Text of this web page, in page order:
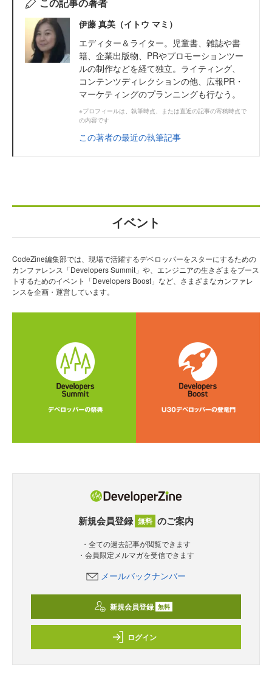
この記事の著者
伊藤 真美（イトウ マミ）
エディター＆ライター。児童書、雑誌や書
籍、企業出版物、PRやプロモーションツー
ルの制作などを経て独立。ライティング、
コンテンツディレクションの他、広報PR・
マーケティングのプランニングも行なう。
※プロフィールは、執筆時点、または直近の記事の寄稿時点で
の内容です
この著者の最近の執筆記事
イベント
CodeZine編集部では、現場で活躍するデベロッパーをスターにするための
カンファレンス「Developers Summit」や、エンジニアの生きざまをブース
トするためのイベント「Developers Boost」など、さまざまなカンファレ
ンスを企画・運営しています。
新規会員登録 無料 のご案内
・全ての過去記事が閲覧できます
・会員限定メルマガを受信できます
メールバックナンバー
新規会員登録 無料
ログイン